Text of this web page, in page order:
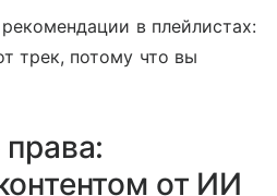
рекомендации в плейлистах:
трек, потому что вы
от ИИ